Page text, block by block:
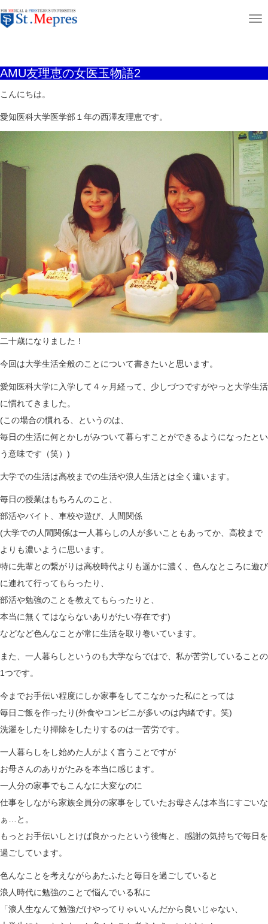
T
a
v
i
g
a
i
aaaaaaaaaa
ニュース＆コラム
AMU友理恵の女医玉物語2
こんにちは。
愛知医科大学医学部１年の西澤友理恵です。
二十歳になりました！
今回は大学生活全般のことについて書きたいと思います。
愛知医科大学に入学して４ヶ月経って、少しづつですがやっと大学生活
に慣れてきました。
(この場合の慣れる、というのは、
毎日の生活に何とかしがみついて暮らすことができるようになったとい
う意味です（笑）)
大学での生活は高校までの生活や浪人生活とは全く違います。
毎日の授業はもちろんのこと、
部活やバイト、車校や遊び、人間関係
(大学での人間関係は一人暮らしの人が多いこともあってか、高校まで
よりも濃いように思います。
特に先輩との繋がりは高校時代よりも遥かに濃く、色んなところに遊び
に連れて行ってもらったり、
部活や勉強のことを教えてもらったりと、
本当に無くてはならないありがたい存在です)
などなど色んなことが常に生活を取り巻いています。
また、一人暮らしというのも大学ならではで、私が苦労していることの
1つです。
今までお手伝い程度にしか家事をしてこなかった私にとっては
毎日ご飯を作ったり(外食やコンビニが多いのは内緒です。笑)
洗濯をしたり掃除をしたりするのは一苦労です。
一人暮らしをし始めた人がよく言うことですが
お母さんのありがたみを本当に感じます。
一人分の家事でもこんなに大変なのに
仕事をしながら家族全員分の家事をしていたお母さんは本当にすごいな
ぁ…と。
もっとお手伝いしとけば良かったという後悔と、感謝の気持ちで毎日を
過ごしています。
色んなことを考えながらあたふたと毎日を過ごしていると
浪人時代に勉強のことで悩んでいる私に
「浪人生なんて勉強だけやってりゃいいんだから良いじゃない、